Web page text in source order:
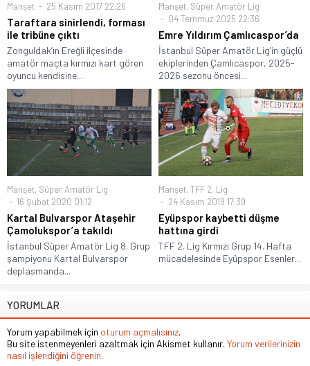
Manşet 25 Kasım 2017 22:26
Taraftara sinirlendi, forması
ile tribüne çıktı
Zonguldak’ın Ereğli ilçesinde
amatör maçta kırmızı kart gören
oyuncu kendisine...
Manşet, Süper Amatör Lig
04 Temmuz 2025 22:36
Emre Yıldırım Çamlıcaspor’da
İstanbul Süper Amatör Lig’in güçlü
ekiplerinden Çamlıcaspor, 2025-
2026 sezonu öncesi...
Manşet, Süper Amatör Lig
16 Şubat 2020 01:12
Kartal Bulvarspor Ataşehir
Çamolukspor’a takıldı
İstanbul Süper Amatör Lig 8. Grup
şampiyonu Kartal Bulvarspor
deplasmanda...
Manşet, TFF 2. Lig
24 Kasım 2019 17:39
Eyüpspor kaybetti düşme
hattına girdi
TFF 2. Lig Kırmızı Grup 14. Hafta
mücadelesinde Eyüpspor Esenler...
YORUMLAR
Yorum yapabilmek için oturum açmalısınız.
Bu site istenmeyenleri azaltmak için Akismet kullanır. Yorum verilerinizin
nasıl işlendiğini öğrenin.